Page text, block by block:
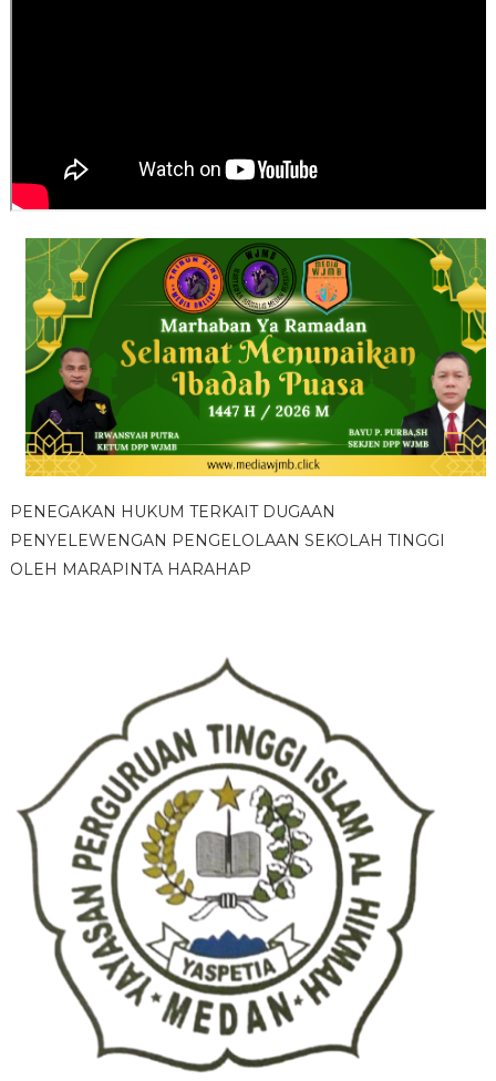
PENEGAKAN HUKUM TERKAIT DUGAAN
PENYELEWENGAN PENGELOLAAN SEKOLAH TINGGI
OLEH MARAPINTA HARAHAP